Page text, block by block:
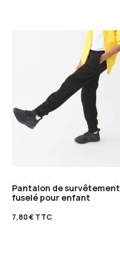
Pantalon de survêtement
fuselé pour enfant
7,80€TTC